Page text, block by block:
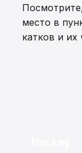
место в
катков и их